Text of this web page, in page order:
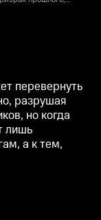
без колебаний
перевернуть
разрушая
но когда
лишь
а к тем,